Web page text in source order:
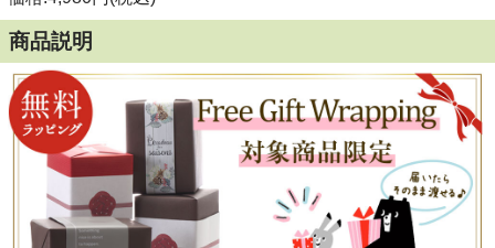
商品説明